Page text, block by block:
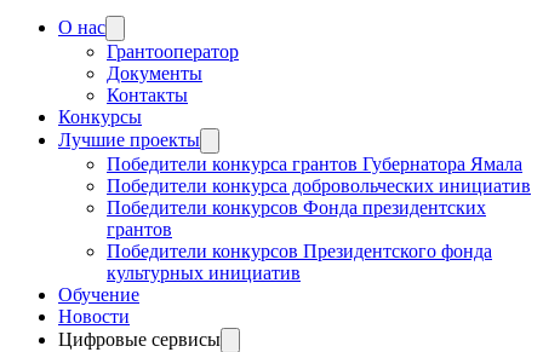
О нас
Грантооператор
Документы
Контакты
Конкурсы
Лучшие проекты
Победители конкурса грантов Губернатора Ямала
Победители конкурса добровольческих инициатив
Победители конкурсов Фонда президентских
грантов
Победители конкурсов Президентского фонда
культурных инициатив
Обучение
Новости
Цифровые сервисы